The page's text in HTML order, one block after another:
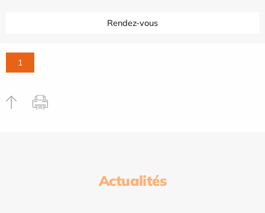
Rendez-vous
1
Actualités